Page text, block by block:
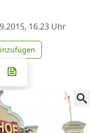
16.23 Uhr
zu Google
Whatsapp
auf Telegram
teilen
auf X